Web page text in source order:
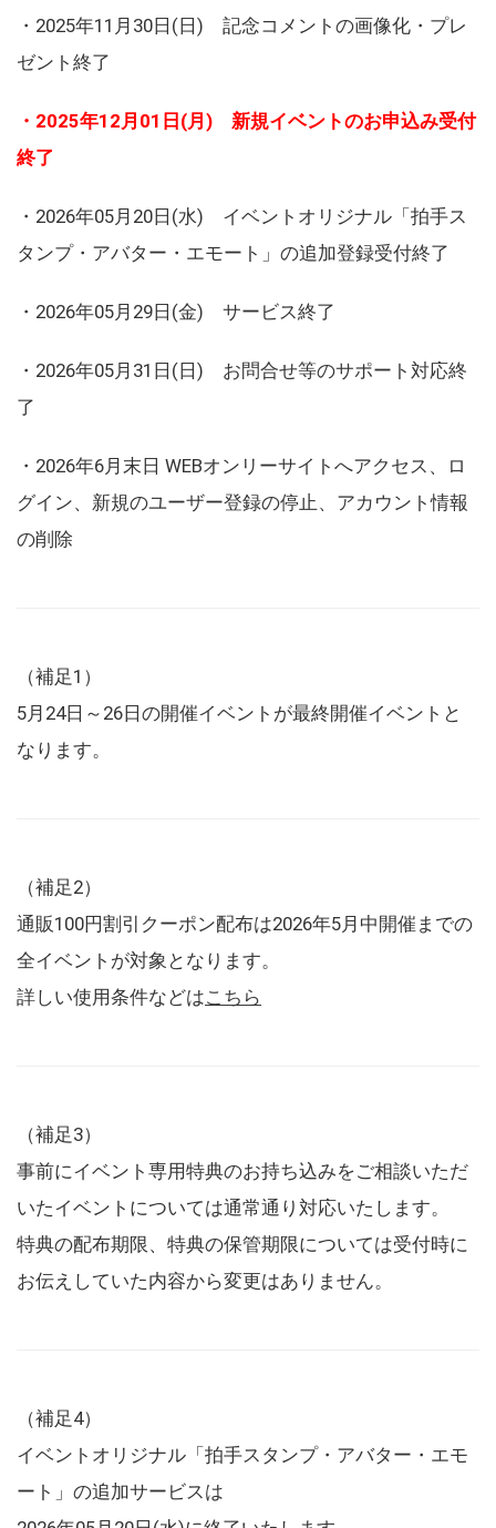
・2025年11月30日(日) 記念コメントの画像化・プレ
ゼント終了
・2025年12月01日(月) 新規イベントのお申込み受付
終了
・2026年05月20日(水) イベントオリジナル「拍手ス
タンプ・アバター・エモート」の追加登録受付終了
・2026年05月29日(金) サービス終了
・2026年05月31日(日) お問合せ等のサポート対応終
了
・2026年6月末日 WEBオンリーサイトへアクセス、ロ
グイン、新規のユーザー登録の停止、アカウント情報
の削除
（補足1）
5月24日～26日の開催イベントが最終開催イベントと
なります。
（補足2）
通販100円割引クーポン配布は2026年5月中開催までの
全イベントが対象となります。
詳しい使用条件などはこちら
（補足3）
事前にイベント専用特典のお持ち込みをご相談いただ
いたイベントについては通常通り対応いたします。
特典の配布期限、特典の保管期限については受付時に
お伝えしていた内容から変更はありません。
（補足4）
イベントオリジナル「拍手スタンプ・アバター・エモ
ート」の追加サービスは